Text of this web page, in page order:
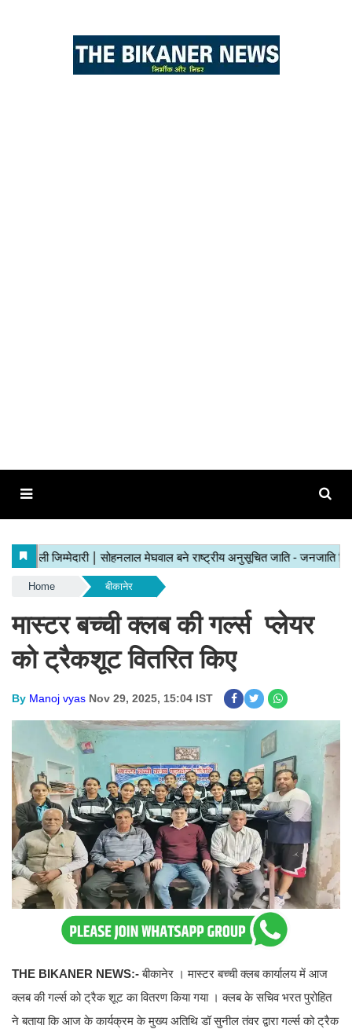
Home बीकानेर
मास्टर बच्ची क्लब की गर्ल्स प्लेयर
को ट्रैकशूट वितरित किए
By Manoj vyas Nov 29, 2025, 15:04 IST
THE BIKANER NEWS:-बीकानेर । मास्टर बच्ची क्लब कार्यालय में आज
क्लब की गर्ल्स को ट्रैक शूट का वितरण किया गया । क्लब के सचिव भरत पुरोहित
ने बताया कि आज के कार्यक्रम के मुख्य अतिथि डॉ सुनील तंवर द्वारा गर्ल्स को ट्रैक